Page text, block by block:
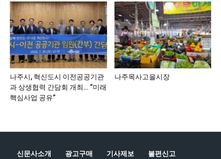
나주시, 혁신도시 이전공공기관
과 상생협력 간담회 개최… “미래
핵심사업 공유”
나주목사고을시장
신문사소개 광고구매 기사제보 불편신고